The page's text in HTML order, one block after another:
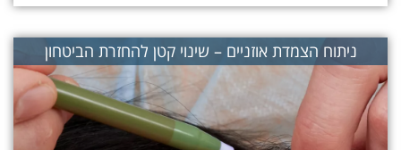
ניתוח הצמדת אוזניים – שינוי קטן להחזרת הביטחון